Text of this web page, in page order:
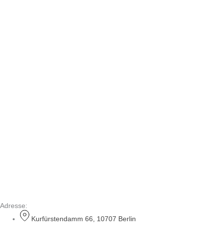
Adresse:
Kurfürstendamm 66, 10707 Berlin